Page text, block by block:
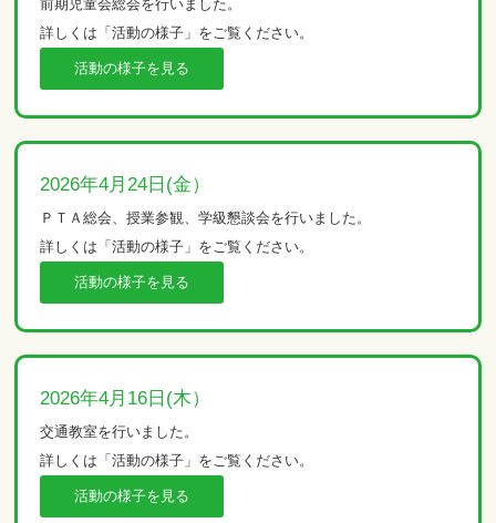
前期児童会総会を行いました。
詳しくは「活動の様子」をご覧ください。
活動の様子を見る
2026年4月24日(金）
ＰＴＡ総会、授業参観、学級懇談会を行いました。
詳しくは「活動の様子」をご覧ください。
活動の様子を見る
2026年4月16日(木）
交通教室を行いました。
詳しくは「活動の様子」をご覧ください。
活動の様子を見る